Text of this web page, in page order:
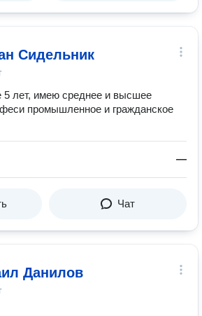
Сидельник
лет, имею среднее и высшее
промышленное и гражданское
—
Чат
Данилов